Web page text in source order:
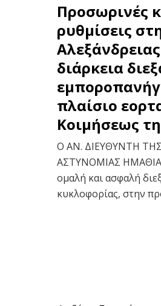
Προσωρινές
ρυθμίσεις
διάρκεια
πλαίσιο
Κοιμήσεως
Ο ΑΝ. ΔΙΕΥΘΥΝΤΗ
ΑΣΤΥΝΟΜΙΑΣ
ομαλή και ασφαλή
κυκλοφορίας, στην